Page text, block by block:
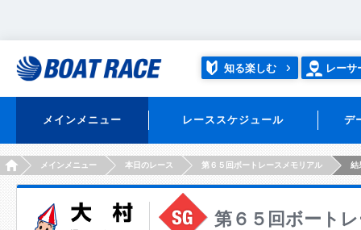
知る楽しむ レーサ
メインメニュー レーススケジュール デ
HOMEメインメニュー 本日のレース 第６５回ボートレースメモリアル 結
第６５回ボート